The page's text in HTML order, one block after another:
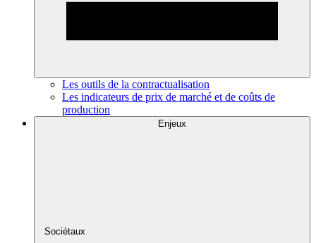
Les outils de la contractualisation
Les indicateurs de prix de marché et de coûts de
production
Enjeux
Sociétaux